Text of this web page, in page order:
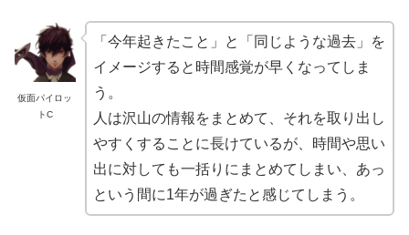
仮面パイロッ
トC
「今年起きたこと」と「同じような過去」を
イメージすると時間感覚が早くなってしま
う。
人は沢山の情報をまとめて、それを取り出し
やすくすることに長けているが、時間や思い
出に対しても一括りにまとめてしまい、あっ
という間に1年が過ぎたと感じてしまう。